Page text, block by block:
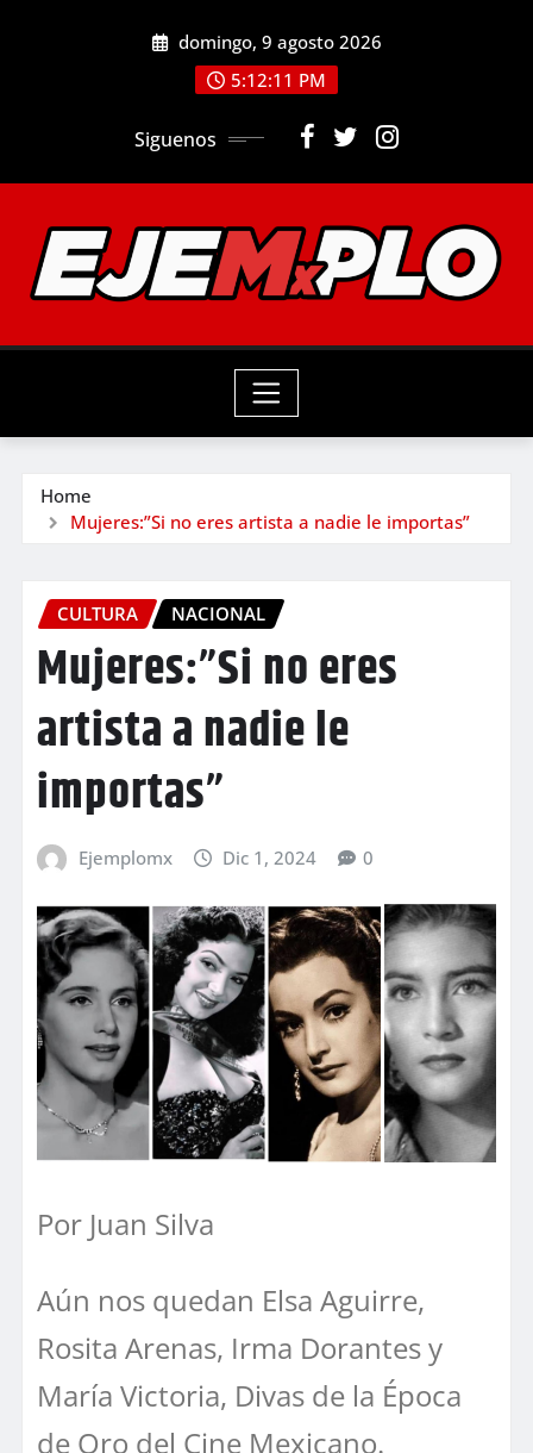
domingo, 9 agosto 2026
5:12:12 PM
Siguenos
Home
Mujeres:”Si no eres artista a nadie le importas”
CULTURA NACIONAL
Mujeres:”Si no eres
artista a nadie le
importas”
Ejemplomx Dic 1, 2024 0
Por Juan Silva
Aún nos quedan Elsa Aguirre,
Rosita Arenas, Irma Dorantes y
María Victoria, Divas de la Época
de Oro del Cine Mexicano.